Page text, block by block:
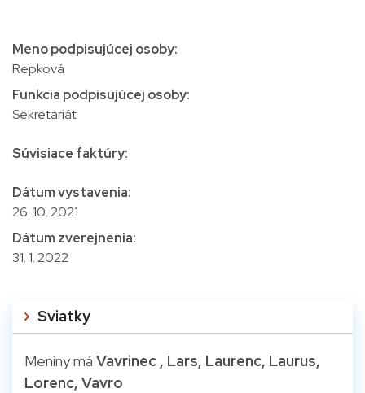
Meno podpisujúcej osoby:
Repková
Funkcia podpisujúcej osoby:
Sekretariát
Súvisiace faktúry:
Dátum vystavenia:
26. 10. 2021
Dátum zverejnenia:
31. 1. 2022
Sviatky
Meniny má Vavrinec , Lars, Laurenc, Laurus,
Lorenc, Vavro